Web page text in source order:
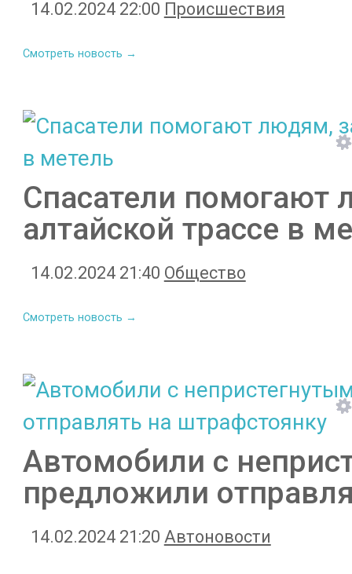
14.02.2024 22:00 Происшествия
Смотреть новость →
Спасатели
алтайской трассе в
14.02.2024 21:40 Общество
Смотреть новость →
Автомобили с
предложили
14.02.2024 21:20 Автоновости